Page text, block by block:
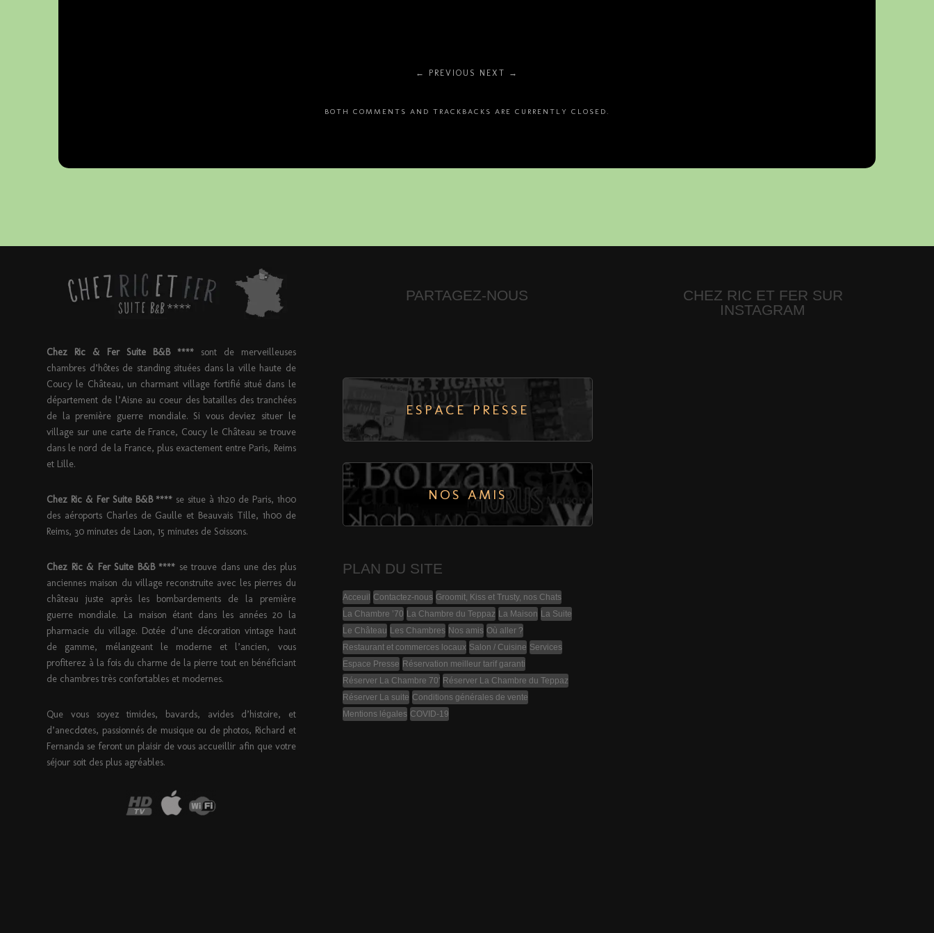
← PREVIOUS NEXT →
BOTH COMMENTS AND TRACKBACKS ARE CURRENTLY CLOSED.
Chez Ric & Fer Suite B&B ****sont de merveilleuses
chambres d’hôtes de standing situées dans la ville haute de
Coucy le Château, un charmant village fortifié situé dans le
département de l’Aisne au coeur des batailles des tranchées
de la première guerre mondiale. Si vous deviez situer le
village sur une carte de France, Coucy le Château se trouve
dans le nord de la France, plus exactement entre Paris, Reims
et Lille.
Chez Ric & Fer Suite B&B **** se situe à 1h20 de Paris, 1h00
des aéroports Charles de Gaulle et Beauvais Tille, 1h00 de
Reims, 30 minutes de Laon, 15 minutes de Soissons.
Chez Ric & Fer Suite B&B **** se trouve dans une des plus
anciennes maison du village reconstruite avec les pierres du
château juste après les bombardements de la première
guerre mondiale. La maison étant dans les années 20 la
pharmacie du village. Dotée d’une décoration vintage haut
de gamme, mélangeant le moderne et l’ancien, vous
profiterez à la fois du charme de la pierre tout en bénéficiant
de chambres très confortables et modernes.
Que vous soyez timides, bavards, avides d’histoire, et
d’anecdotes, passionnés de musique ou de photos, Richard et
Fernanda se feront un plaisir de vous accueillir afin que votre
séjour soit des plus agréables.
PARTAGEZ-NOUS
ESPACE PRESSE
NOS AMIS
PLAN DU SITE
Acceuil Contactez-nous Groomit, Kiss et Trusty, nos Chats
La Chambre ’70 La Chambre du Teppaz La Maison La Suite
Le Château Les Chambres Nos amis Où aller ?
Restaurant et commerces locaux Salon / Cuisine Services
Espace Presse Réservation meilleur tarif garanti
Réserver La Chambre 70′ Réserver La Chambre du Teppaz
Réserver La suite Conditions générales de vente
Mentions légales COVID-19
CHEZ RIC ET FER SUR
INSTAGRAM